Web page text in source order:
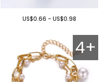
US$0.66 - US$0.98
4+